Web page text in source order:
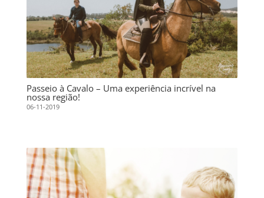
Passeio à Cavalo – Uma experiência incrível na
nossa região!
06-11-2019